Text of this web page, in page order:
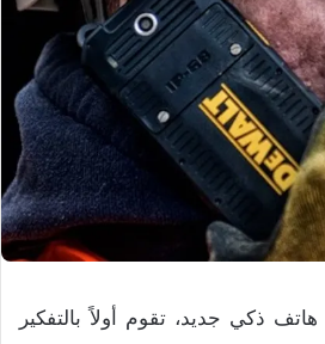
ذكي جديد، تقوم أولاً بالتفكير